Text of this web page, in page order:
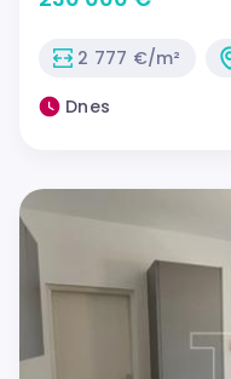
2 777 €/m²
Dnes